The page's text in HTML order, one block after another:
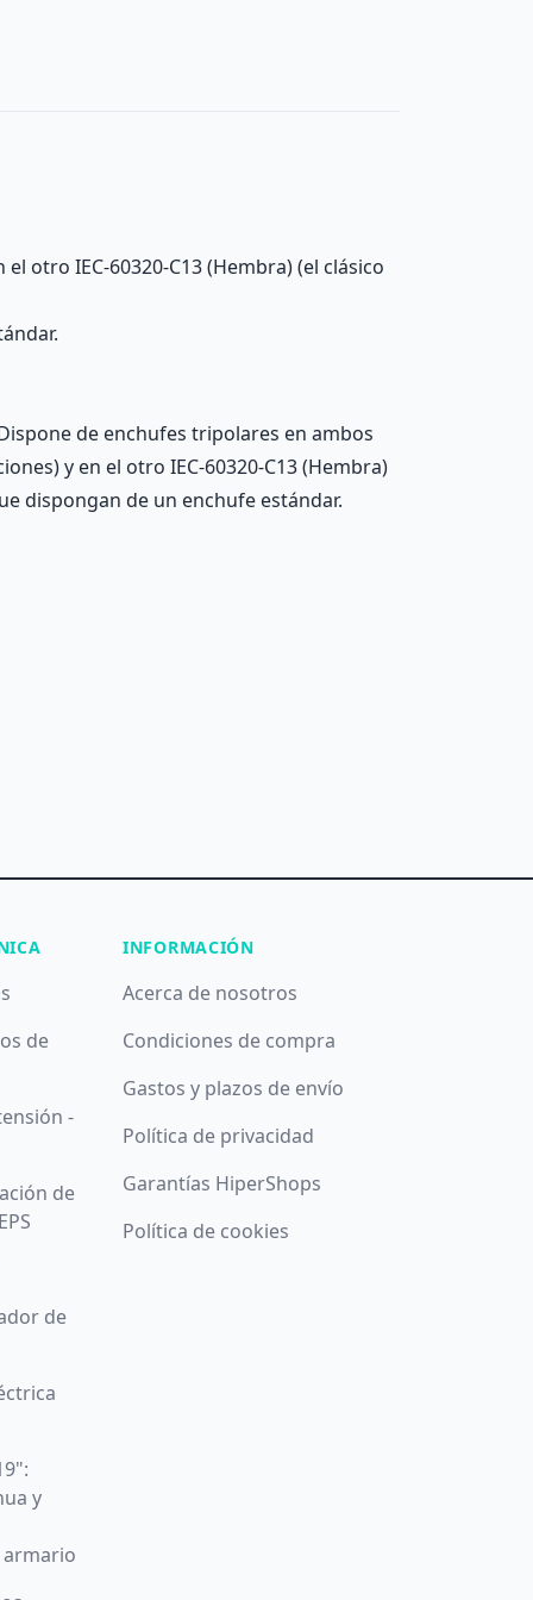
otro IEC-60320-C13 (Hembra) (el clásico
de enchufes tripolares en ambos
y en el otro IEC-60320-C13 (Hembra)
dispongan de un enchufe estándar.
de
-
de
de
y
armario
INFORMACIÓN
Acerca de nosotros
Condiciones de compra
Gastos y plazos de envío
Política de privacidad
Garantías HiperShops
Política de cookies